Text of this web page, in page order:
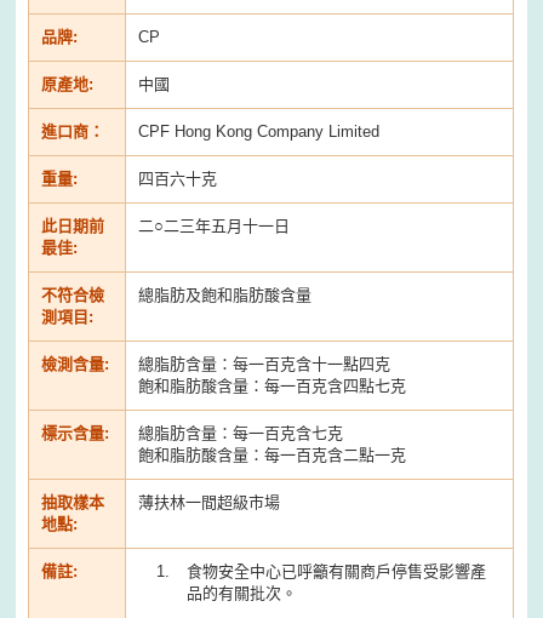
品牌: CP
原產地: 中國
進口商： CPF Hong Kong Company Limited
重量: 四百六十克
此日期前
最佳:
二○二三年五月十一日
不符合檢
測項目:
總脂肪及飽和脂肪酸含量
檢測含量:
總脂肪含量：每一百克含十一點四克
飽和脂肪酸含量：每一百克含四點七克
標示含量:
總脂肪含量：每一百克含七克
飽和脂肪酸含量：每一百克含二點一克
抽取樣本
地點:
薄扶林一間超級市場
備註:
食物安全中心已呼籲有關商戶停售受影響產
品的有關批次。